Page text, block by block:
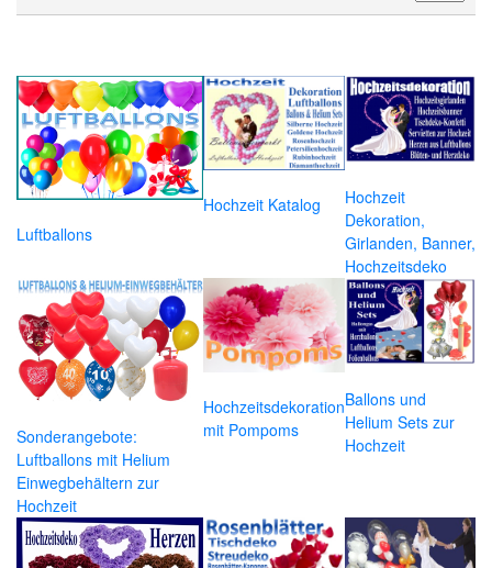
Luftballons
Hochzeit Katalog
Hochzeit
Dekoration,
Girlanden, Banner,
Hochzeitsdeko
Sonderangebote:
Luftballons mit Helium
Einwegbehältern zur
Hochzeit
Hochzeitsdekoration
mit Pompoms
Ballons und
Helium Sets zur
Hochzeit